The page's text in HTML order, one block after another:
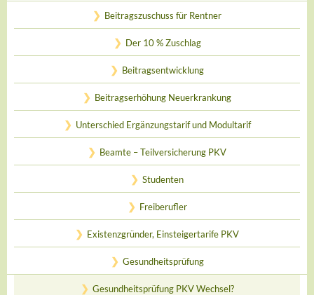
Beitragszuschuss für Rentner
Der 10 % Zuschlag
Beitragsentwicklung
Beitragserhöhung Neuerkrankung
Unterschied Ergänzungstarif und Modultarif
Beamte – Teilversicherung PKV
Studenten
Freiberufler
Existenzgründer, Einsteigertarife PKV
Gesundheitsprüfung
Gesundheitsprüfung PKV Wechsel?